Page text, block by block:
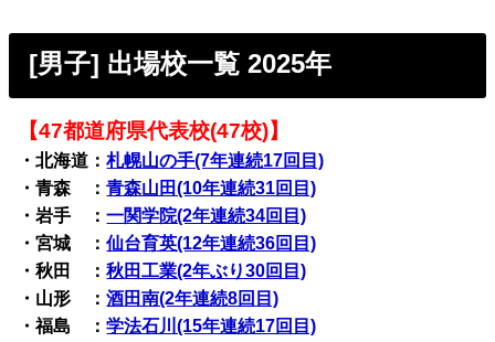
[男子] 出場校一覧 2025年
【47都道府県代表校(47校)】
・北海道：札幌山の手(7年連続17回目)
・青森 ：青森山田(10年連続31回目)
・岩手 ：一関学院(2年連続34回目)
・宮城 ：仙台育英(12年連続36回目)
・秋田 ：秋田工業(2年ぶり30回目)
・山形 ：酒田南(2年連続8回目)
・福島 ：学法石川(15年連続17回目)